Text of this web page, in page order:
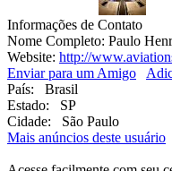
Informações de Contato
Nome Completo: Paulo
Website: http://
Enviar para um Amigo
País: Brasil
Estado: SP
Cidade: São Paulo
Mais anúncios deste usuário